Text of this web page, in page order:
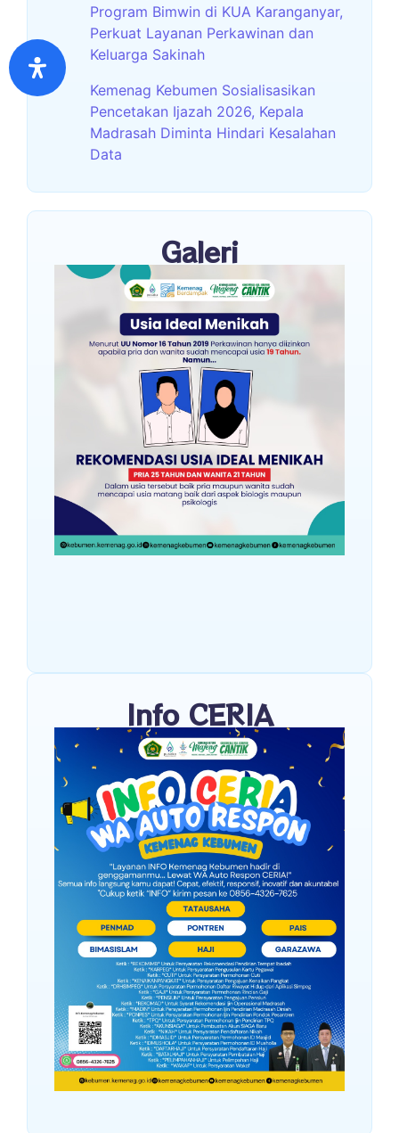
Program Bimwin di KUA Karanganyar,
Perkuat Layanan Perkawinan dan
Keluarga Sakinah
Kemenag Kebumen Sosialisasikan
Pencetakan Ijazah 2026, Kepala
Madrasah Diminta Hindari Kesalahan
Data
Galeri
Info CERIA